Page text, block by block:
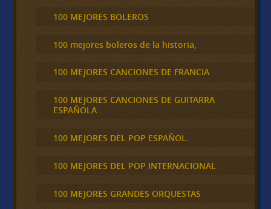
100 MEJORES BOLEROS
100 mejores boleros de la historia,
100 MEJORES CANCIONES DE FRANCIA
100 MEJORES CANCIONES DE GUITARRA
ESPAÑOLA
100 MEJORES DEL POP ESPAÑOL.
100 MEJORES DEL POP INTERNACIONAL
100 MEJORES GRANDES ORQUESTAS